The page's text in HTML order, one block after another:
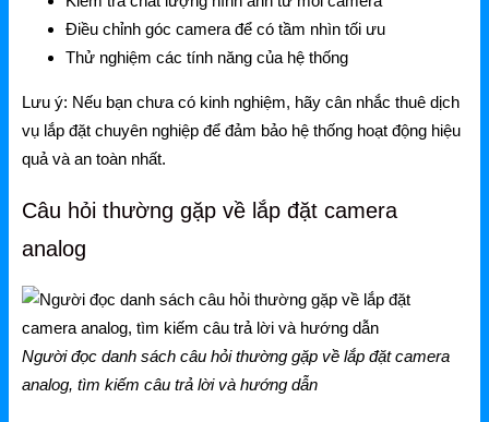
Điều chỉnh góc camera để có tầm nhìn tối ưu
Thử nghiệm các tính năng của hệ thống
Lưu ý: Nếu bạn chưa có kinh nghiệm, hãy cân nhắc thuê dịch
vụ lắp đặt chuyên nghiệp để đảm bảo hệ thống hoạt động hiệu
quả và an toàn nhất.
Câu hỏi thường gặp về lắp đặt camera
analog
Người đọc danh sách câu hỏi thường gặp về lắp đặt camera
analog, tìm kiếm câu trả lời và hướng dẫn